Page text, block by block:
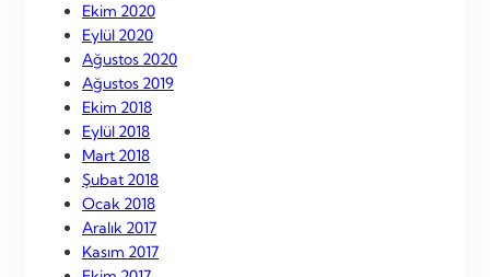
Ekim 2020
Eylül 2020
Ağustos 2020
Ağustos 2019
Ekim 2018
Eylül 2018
Mart 2018
Şubat 2018
Ocak 2018
Aralık 2017
Kasım 2017